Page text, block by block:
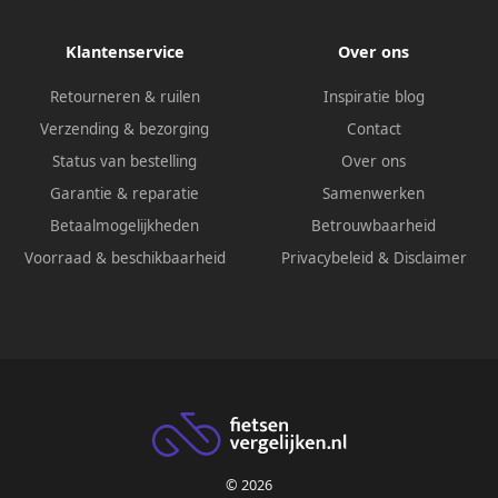
Klantenservice
Retourneren & ruilen
Verzending & bezorging
Status van bestelling
Garantie & reparatie
Betaalmogelijkheden
Voorraad & beschikbaarheid
Over ons
Inspiratie blog
Contact
Over ons
Samenwerken
Betrouwbaarheid
Privacybeleid & Disclaimer
© 2026